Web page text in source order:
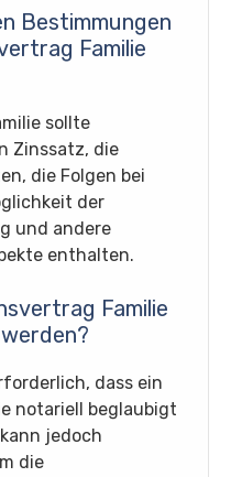
Bestimmungen
Familie
sollte
Zinssatz, die
die Folgen bei
der
und andere
enthalten.
Familie
dass ein
notariell beglaubigt
jedoch
die